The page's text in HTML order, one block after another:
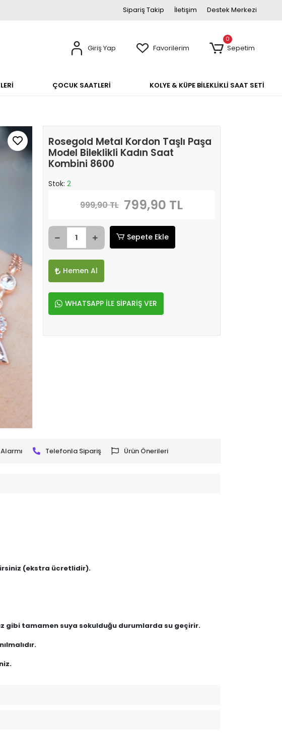
Sipariş Takip İletişim Destek Merkezi
Giriş Yap Favorilerim
0
Sepetim
ÇOCUK SAATLERİ KOLYE & KÜPE BİLEKLİKLİ SAAT SETİ
Rosegold Metal Kordon Taşlı Paşa
Model Bileklikli Kadın Saat
Kombini 8600
Stok: 2
999,90 TL 799,90 TL
Sepete Ekle
Hemen Al
WHATSAPP İLE SİPARİŞ VER
Telefonla Sipariş Ürün Önerileri
(ekstra ücretlidir).
gibi tamamen suya sokulduğu durumlarda su geçirir.